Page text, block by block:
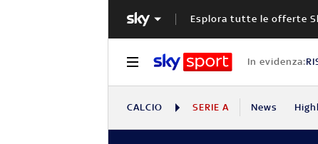
Esplora tutte le offerte
In evidenza:
CALCIO SERIE A News